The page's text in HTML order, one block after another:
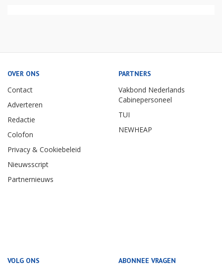
OVER ONS
Contact
Adverteren
Redactie
Colofon
Privacy & Cookiebeleid
Nieuwsscript
Partnernieuws
PARTNERS
Vakbond Nederlands
Cabinepersoneel
TUI
NEWHEAP
VOLG ONS ABONNEE VRAGEN